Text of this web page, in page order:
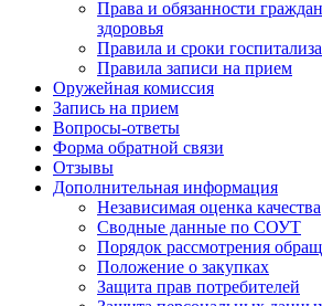
Права и обязанности
здоровья
Правила и сроки
Правила записи на прием
Оружейная комиссия
Запись на прием
Вопросы-ответы
Форма обратной связи
Отзывы
Дополнительная информация
Независимая оценка качества
Сводные данные по СОУТ
Порядок рассмотрения
Положение о закупках
Защита прав потребителей